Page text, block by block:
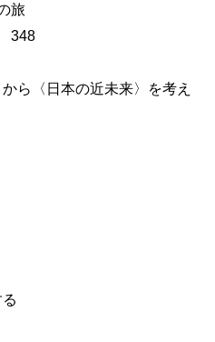
旅
348
ら〈日本の近未来〉を考え